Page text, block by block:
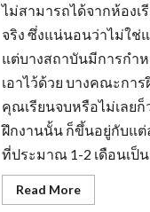
ไม่สามารถได้จากห้องเ
จริง ซึ่งแน่นอนว่าไม่ใช่
แต่บางสถาบันมีการกำ
เอาไว้ด้วย บางคณะกา
คุณเรียนจบหรือไม่เลยก็
ฝึกงานนั้น ก็ขึ้นอยู่กับแ
ที่ประมาณ 1-2 เดือนเป็
Read MoreRead
more